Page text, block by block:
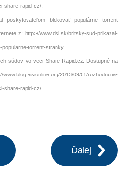
share-rapid-cz/.
blokovať populárne torrent
z: http>//www.dsl.sk/britsky-sud-prikazal-
torrent-stranky.
súdov vo veci Share-Rapid.cz. Dostupné na
www.blog.eisionline.org/2013/09/01/rozhodnutia-
share-rapid-cz/.
Ďalej